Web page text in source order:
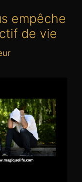
empêche
de vie